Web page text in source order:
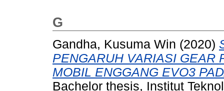
G
Gandha, Kusuma Win (2020)
PENGARUH VARIASI GEAR
MOBIL ENGGANG EVO3
Bachelor thesis, Institut